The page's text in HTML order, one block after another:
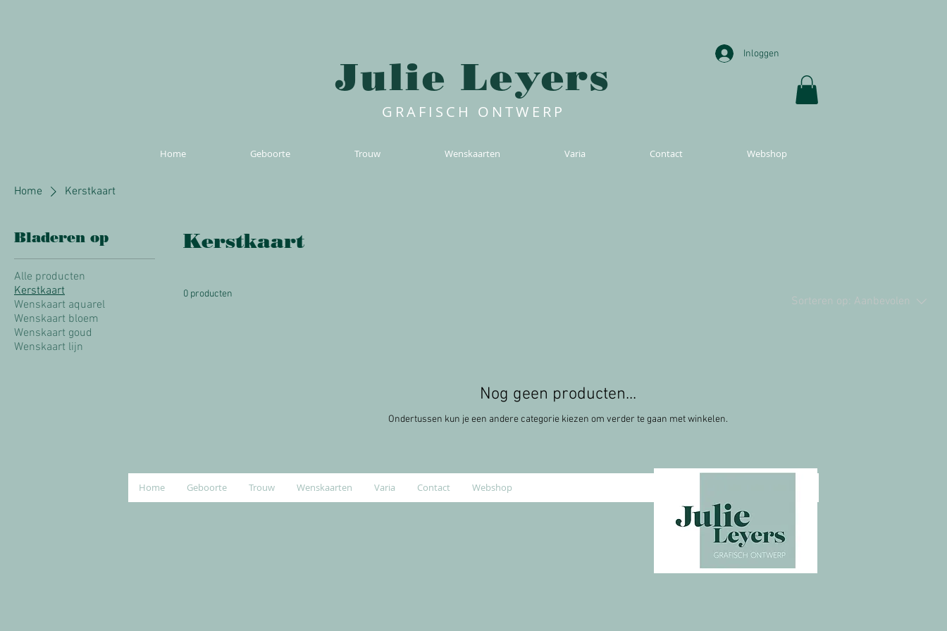
Julie Leyers
GRAFISCH ONTWERP
Inloggen
Home Geboorte Trouw Wenskaarten Varia Contact Webshop
Home Kerstkaart
Bladeren op
Alle producten
Kerstkaart
Wenskaart aquarel
Wenskaart bloem
Wenskaart goud
Wenskaart lijn
Kerstkaart
0 producten
Sorteren op: Aanbevolen
Nog geen producten...
Ondertussen kun je een andere categorie kiezen om verder te gaan met winkelen.
Home Geboorte Trouw Wenskaarten Varia Contact Webshop